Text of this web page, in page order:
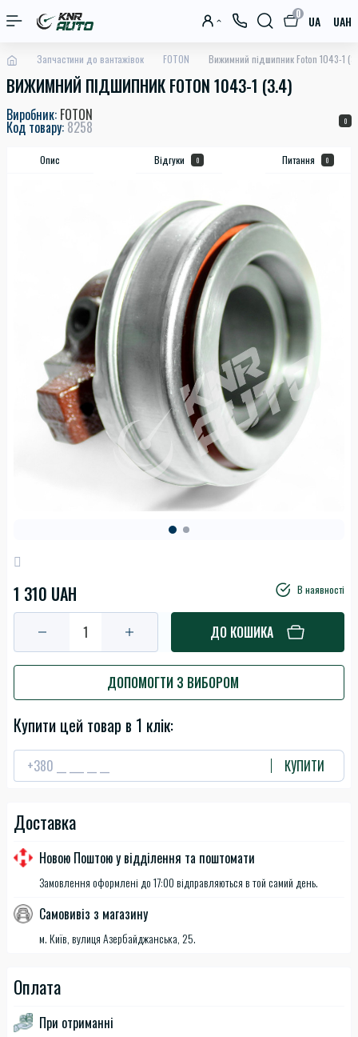
0 UA UAH
Запчастини до вантажівок FOTON Вижимний підшипник Foton 1043-1
ВИЖИМНИЙ ПІДШИПНИК FOTON 1043-1 (3.4)
Виробник: FOTON
Код товару: 8258 0
Опис Відгуки 0 Питання 0
1 310 UAH В наявності
ДО КОШИКА
ДОПОМОГТИ З ВИБОРОМ
Купити цей товар в 1 клік:
КУПИТИ
Доставка
Новою Поштою у відділення та поштомати
Замовлення оформлені до 17:00 відправляються в той самий день.
Самовивіз з магазину
м. Київ, вулиця Азербайджанська, 25.
Оплата
При отриманні